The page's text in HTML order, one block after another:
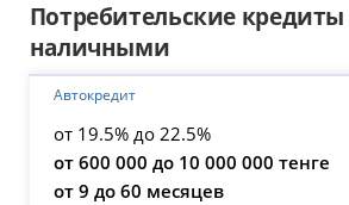
Потребительские
наличными
Автокредит
от 19.5% до 22.5%
от 600 000 до 10 000 000 тенге
от 9 до 60 месяцев